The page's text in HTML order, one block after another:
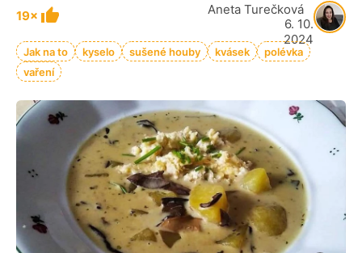
19×
Aneta Turečková
6. 10.
2024
Jak na to kyselo sušené houby kvásek
polévka
vaření